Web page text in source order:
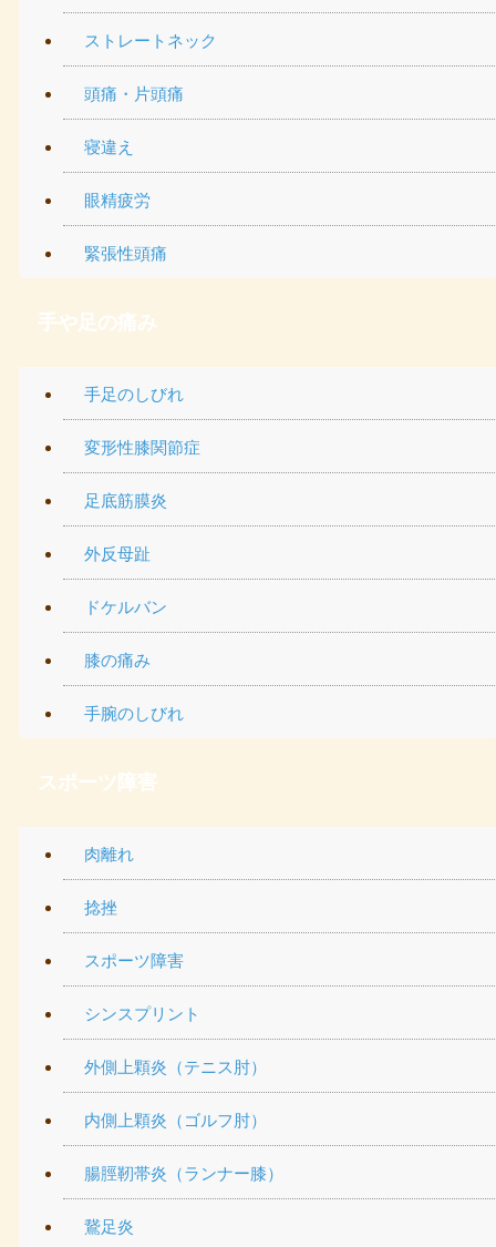
ストレートネック
頭痛・片頭痛
寝違え
眼精疲労
緊張性頭痛
手や足の痛み
手足のしびれ
変形性膝関節症
足底筋膜炎
外反母趾
ドケルバン
膝の痛み
手腕のしびれ
スポーツ障害
肉離れ
捻挫
スポーツ障害
シンスプリント
外側上顆炎（テニス肘）
内側上顆炎（ゴルフ肘）
腸脛靭帯炎（ランナー膝）
鵞足炎